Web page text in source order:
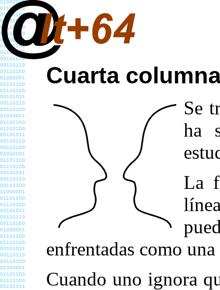
Cuarta
Se
ha
La
enfrentadas como
Cuando uno ignora